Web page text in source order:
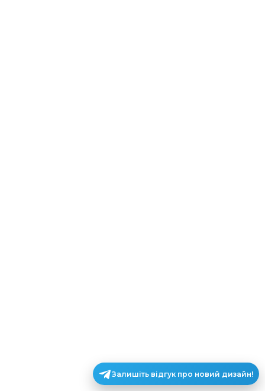
Залишіть відгук про новий дизайн!